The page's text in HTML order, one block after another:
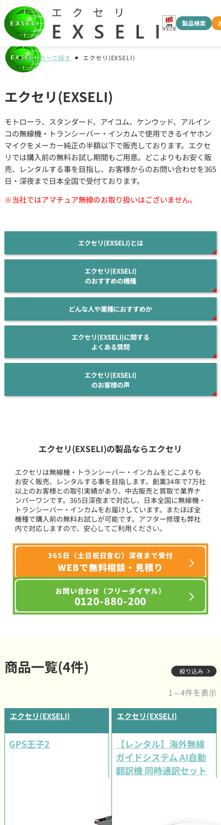
製品検索
メーカーで探す エクセリ(EXSELI)
エクセリ(EXSELI)
モトローラ、スタンダード、アイコム、ケンウッド、アルイン
コの無線機・トランシーバー・インカムで使用できるイヤホン
マイクをメーカー純正の半額以下で販売しております。エクセ
リでは購入前の無料お試し期間もご用意。どこよりもお安く販
売、レンタルする事を目指し、お客様からのお問い合わせを365
日・深夜まで日本全国で受付ております。
※当社ではアマチュア無線のお取り扱いはございません。
エクセリ(EXSELI)とは
エクセリ(EXSELI)
のおすすめの機種
どんな人や業種におすすめか
エクセリ(EXSELI)に関する
よくある質問
エクセリ(EXSELI)
のお客様の声
エクセリ(EXSELI)の製品ならエクセリ
エクセリは無線機・トランシーバー・インカムをどこよりも
お安く販売、レンタルする事を目指します。創業34年で7万社
以上のお客様との取引実績があり、中古販売と買取で業界ナ
ンバーワンです。365日深夜まで対応し、日本全国に無線機・
トランシーバー・インカムをお届けしています。またほぼ全
機種で購入前の無料お試しが可能です。アフター修理も弊社
内で対応しますので、安心してご利用ください。
365日（土日祝日含む）深夜まで受付
WEBで無料相談・見積り
お問い合わせ（フリーダイヤル）
0120-880-200
商品一覧(4件) 絞り込み
1～4件を表示
エクセリ(EXSELI)
GPS王子2
エクセリ(EXSELI)
【レンタル】海外無線
ガイドシステム AI自動
翻訳機 同時通訳セット